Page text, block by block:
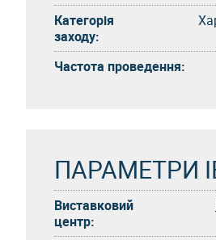
Категорія
заходу:
Частота проведення:
ПАРАМЕТРИ
Виставковий
центр: